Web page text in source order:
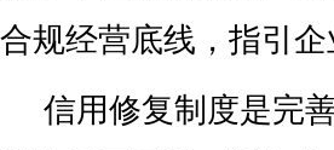
合规经营底线，指引
信用修复制度是完